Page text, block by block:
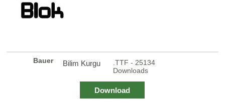
Bauer Bilim Kurgu
.TTF - 25134
Downloads
Download